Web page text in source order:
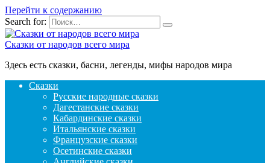
Перейти к содержанию
Search for:
Сказки от народов всего мира
Здесь есть сказки, басни, легенды, мифы народов мира
Сказки
Русские народные сказки
Дагестанские сказки
Кабардинские сказки
Итальянские сказки
Французские сказки
Осетинские сказки